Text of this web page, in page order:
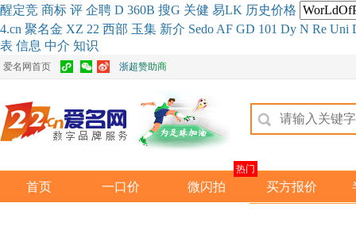
醒定竞 商标 评 企聘 D 360B 搜G 关健 易LK 历史价格
4.cn 聚名金 XZ 22 西部 玉集 新介 Sedo AF GD 101 Dy N Re Uni
表 信息 中介 知识